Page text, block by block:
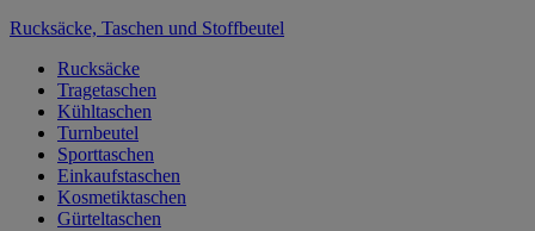
Rucksäcke, Taschen und Stoffbeutel
Rucksäcke
Tragetaschen
Kühltaschen
Turnbeutel
Sporttaschen
Einkaufstaschen
Kosmetiktaschen
Gürteltaschen